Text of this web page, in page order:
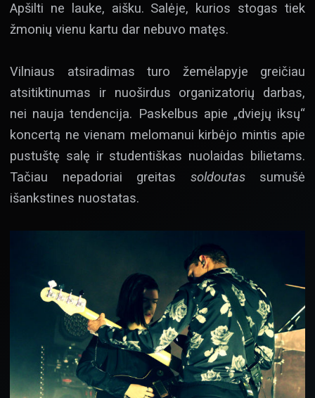
Apšilti ne lauke, aišku. Salėje, kurios stogas tiek
žmonių vienu kartu dar nebuvo matęs.
Vilniaus atsiradimas turo žemėlapyje greičiau
atsitiktinumas ir nuoširdus organizatorių darbas,
nei nauja tendencija. Paskelbus apie „dviejų iksų“
koncertą ne vienam melomanui kirbėjo mintis apie
pustuštę salę ir studentiškas nuolaidas bilietams.
Tačiau nepadoriai greitas soldoutassumušė
išankstines nuostatas.